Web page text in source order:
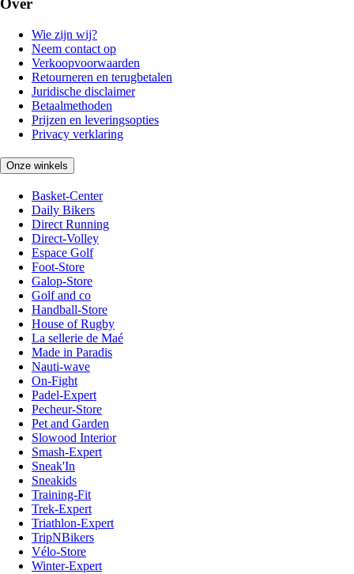
Over
Wie zijn wij?
Neem contact op
Verkoopvoorwaarden
Retourneren en terugbetalen
Juridische disclaimer
Betaalmethoden
Prijzen en leveringsopties
Privacy verklaring
Onze winkels
Basket-Center
Daily Bikers
Direct Running
Direct-Volley
Espace Golf
Foot-Store
Galop-Store
Golf and co
Handball-Store
House of Rugby
La sellerie de Maé
Made in Paradis
Nauti-wave
On-Fight
Padel-Expert
Pecheur-Store
Pet and Garden
Slowood Interior
Smash-Expert
Sneak'In
Sneakids
Training-Fit
Trek-Expert
Triathlon-Expert
TripNBikers
Vélo-Store
Winter-Expert